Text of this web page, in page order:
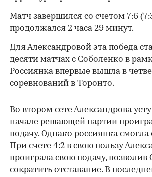
Матч завершился со счетом 7:6
продолжался 2 часа 29 минут.
Для Александровой эта победа
десяти матчах с Соболенко в
Россиянка впервые вышла в
соревнований в Торонто.
Во втором сете Александрова
начале решающей партии
подачу. Однако россиянка смогла
При счете 4:2 в свою пользу
проиграла свою подачу, позволив
сократить отставание. В